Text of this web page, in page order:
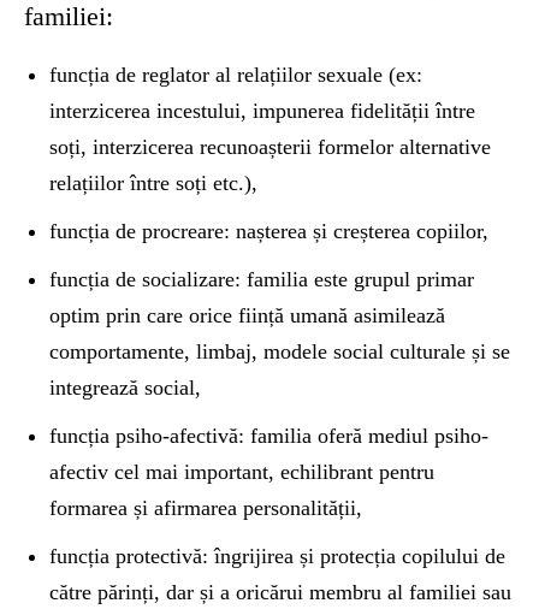
familiei:
funcția de reglator al relațiilor sexuale (ex:
interzicerea incestului, impunerea fidelității între
soți, interzicerea recunoașterii formelor alternative
relațiilor între soți etc.),
funcția de procreare: nașterea și creșterea copiilor,
funcția de socializare: familia este grupul primar
optim prin care orice ființă umană asimilează
comportamente, limbaj, modele social culturale și se
integrează social,
funcția psiho-afectivă: familia oferă mediul psiho-
afectiv cel mai important, echilibrant pentru
formarea și afirmarea personalității,
funcția protectivă: îngrijirea și protecția copilului de
către părinți, dar și a oricărui membru al familiei sau